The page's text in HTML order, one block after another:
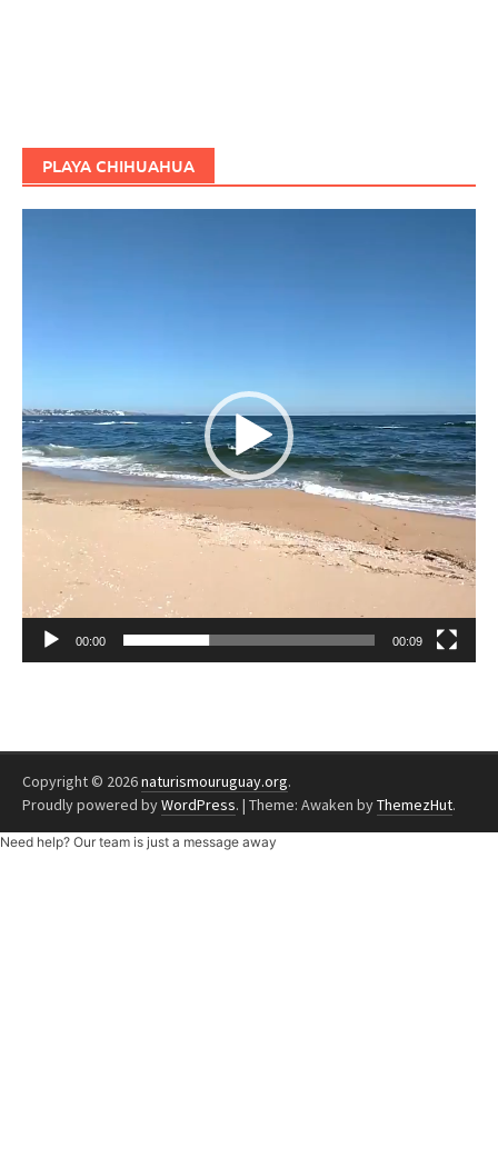
PLAYA CHIHUAHUA
00:00 00:09
Copyright © 2026naturismouruguay.org.
Proudly powered byWordPress. | Theme: Awaken byThemezHut.
Need help? Our team is just a message away